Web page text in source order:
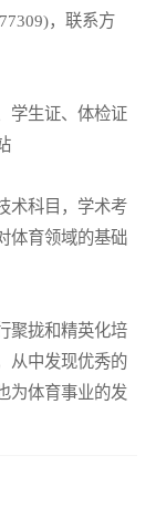
，联系方
学生证、体检证
术科目，学术考
体育领域的基础
聚拢和精英化培
从中发现优秀的
为体育事业的发